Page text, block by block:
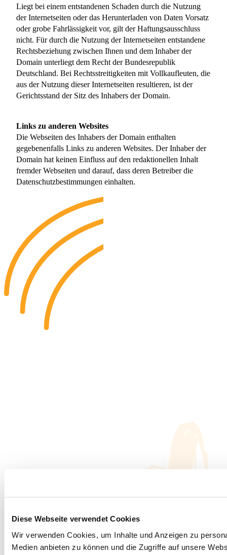
Diese Webseite verwendet Cookies
Wir verwenden Cookies, um Inhalte und Anzeigen zu
Medien anbieten zu können und die Zugriffe auf unsere
Liegt bei einem entstandenen Schaden durch die Nutzung
der Internetseiten oder das Herunterladen von Daten Vorsatz
oder grobe Fahrlässigkeit vor, gilt der Haftungsausschluss
nicht. Für durch die Nutzung der Internetseiten entstandene
Rechtsbeziehung zwischen Ihnen und dem Inhaber der
Domain unterliegt dem Recht der Bundesrepublik
Deutschland. Bei Rechtsstreitigkeiten mit Vollkaufleuten, die
aus der Nutzung dieser Internetseiten resultieren, ist der
Gerichtsstand der Sitz des Inhabers der Domain.
Links zu anderen Websites
Die Webseiten des Inhabers der Domain enthalten
gegebenenfalls Links zu anderen Websites. Der Inhaber der
Domain hat keinen Einfluss auf den redaktionellen Inhalt
fremder Webseiten und darauf, dass deren Betreiber die
Datenschutzbestimmungen einhalten.